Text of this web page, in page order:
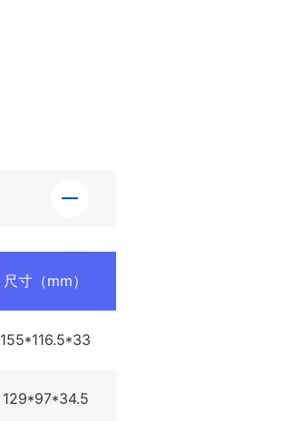
尺寸（mm）
155*116.5*33
129*97*34.5